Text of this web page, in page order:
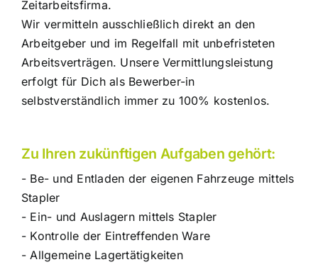
Zeitarbeitsfirma.
Wir vermitteln ausschließlich direkt an den
Arbeitgeber und im Regelfall mit unbefristeten
Arbeitsverträgen. Unsere Vermittlungsleistung
erfolgt für Dich als Bewerber-in
selbstverständlich immer zu 100% kostenlos.
Zu Ihren zukünftigen Aufgaben gehört:
- Be- und Entladen der eigenen Fahrzeuge mittels
Stapler
- Ein- und Auslagern mittels Stapler
- Kontrolle der Eintreffenden Ware
- Allgemeine Lagertätigkeiten